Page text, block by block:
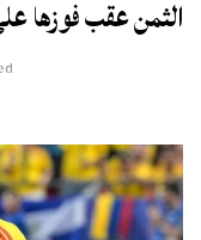
الثمن عقب فوزها